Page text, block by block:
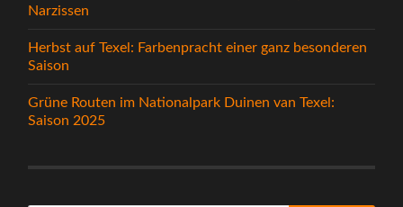
Narzissen
Herbst auf Texel: Farbenpracht einer ganz besonderen
Saison
Grüne Routen im Nationalpark Duinen van Texel:
Saison 2025